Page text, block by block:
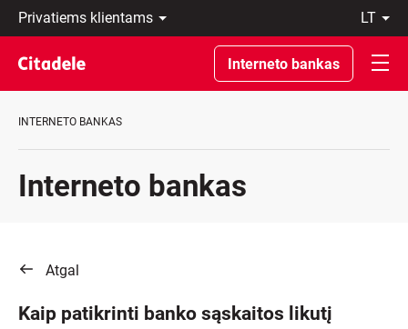
Privatiems
klientams
Verslo
klientams
Private
Apie
REWARDS
lt
LT
EN
Interneto bankas
INTERNETO BANKAS
Interneto bankas
Atgal
Kaip patikrinti banko sąskaitos likutį